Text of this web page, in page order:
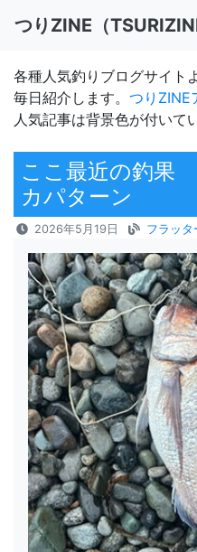
つりZINE（
各種人気釣りブログサイト
毎日紹介します。 つりZINE
人気記事は背景色が付いて
ここ最近の釣
カパターン
2026年5月19日 フラッタ